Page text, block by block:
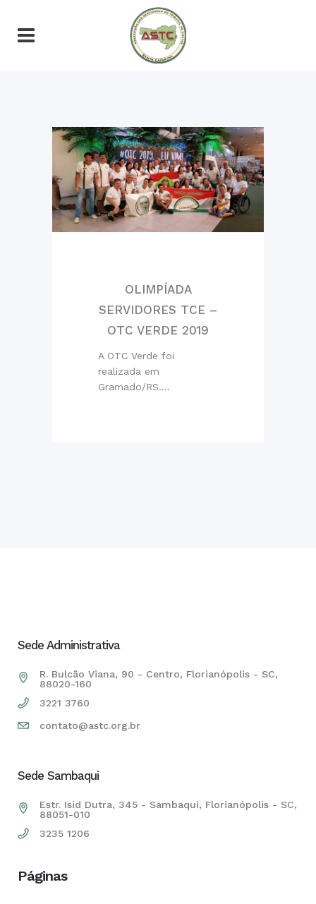
OLIMPÍADA
SERVIDORES TCE –
OTC VERDE 2019
A OTC Verde foi
realizada em
Gramado/RS....
Sede Administrativa
R. Bulcão Viana, 90 - Centro, Florianópolis - SC,
88020-160
3221 3760
contato@astc.org.br
Sede Sambaqui
Estr. Isid Dutra, 345 - Sambaqui, Florianópolis - SC,
88051-010
3235 1206
Páginas